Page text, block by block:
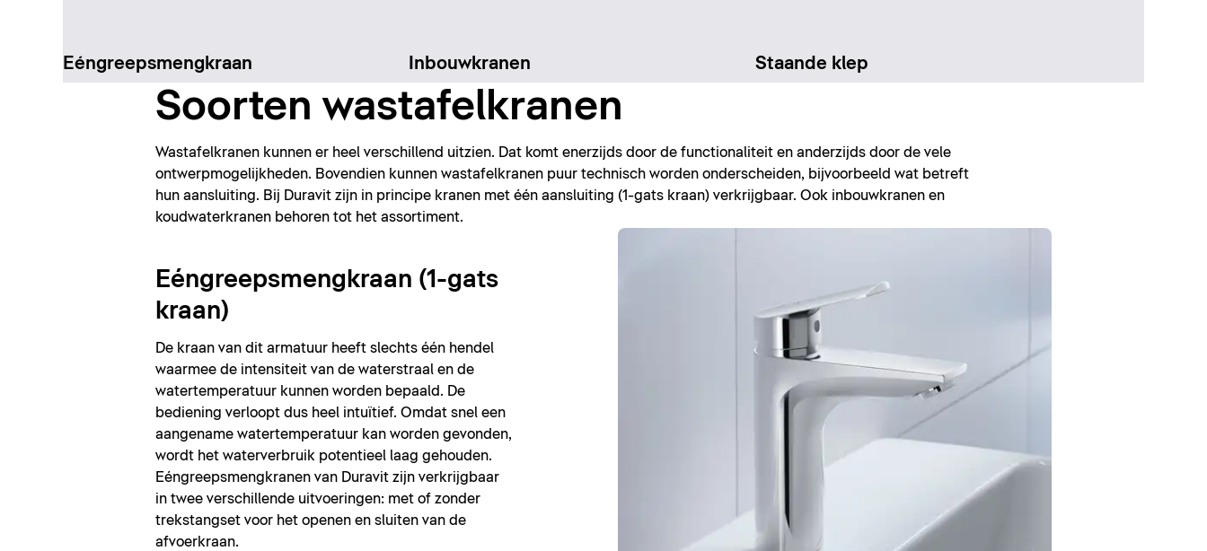
Eéngreepsmengkraan Inbouwkranen Staande klep
Soorten wastafelkranen
Wastafelkranen kunnen er heel verschillend uitzien. Dat komt enerzijds door de functionaliteit en anderzijds door de vele
ontwerpmogelijkheden. Bovendien kunnen wastafelkranen puur technisch worden onderscheiden, bijvoorbeeld wat betreft
hun aansluiting. Bij Duravit zijn in principe kranen met één aansluiting (1-gats kraan) verkrijgbaar. Ook inbouwkranen en
koudwaterkranen behoren tot het assortiment.
Eéngreepsmengkraan (1-gats
kraan)
De kraan van dit armatuur heeft slechts één hendel
waarmee de intensiteit van de waterstraal en de
watertemperatuur kunnen worden bepaald. De
bediening verloopt dus heel intuïtief. Omdat snel een
aangename watertemperatuur kan worden gevonden,
wordt het waterverbruik potentieel laag gehouden.
Eéngreepsmengkranen van Duravit zijn verkrijgbaar
in twee verschillende uitvoeringen: met of zonder
trekstangset voor het openen en sluiten van de
afvoerkraan.